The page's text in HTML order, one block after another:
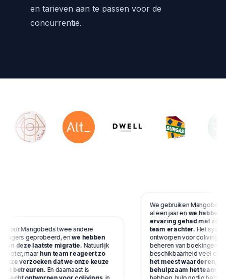
en tarieven aan te passen voor de
concurrentie.
voor Mangobeds twee andere
geprobeerd, enwe hebben
deze laatste migratie.Natuurlijk
beter, maarhun team reageert zo
verzoeken dat we onze keuze
betreuren.En daarnaast is
We gebruiken Mangobeds
al een jaar enwe hebben
ervaring gehad met
team erachter.Het
ontworpen voor coliving-
beheren van boekingen,
beschikbaarheid veel
het meest waarderen, is
behulpzaam het team is.